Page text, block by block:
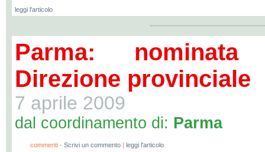
leggi l'articolo
Parma:
Direzione provinciale
7 aprile 2009
dal coordinamento di: Parma
commenti - Scrivi un commento | leggi l'articolo